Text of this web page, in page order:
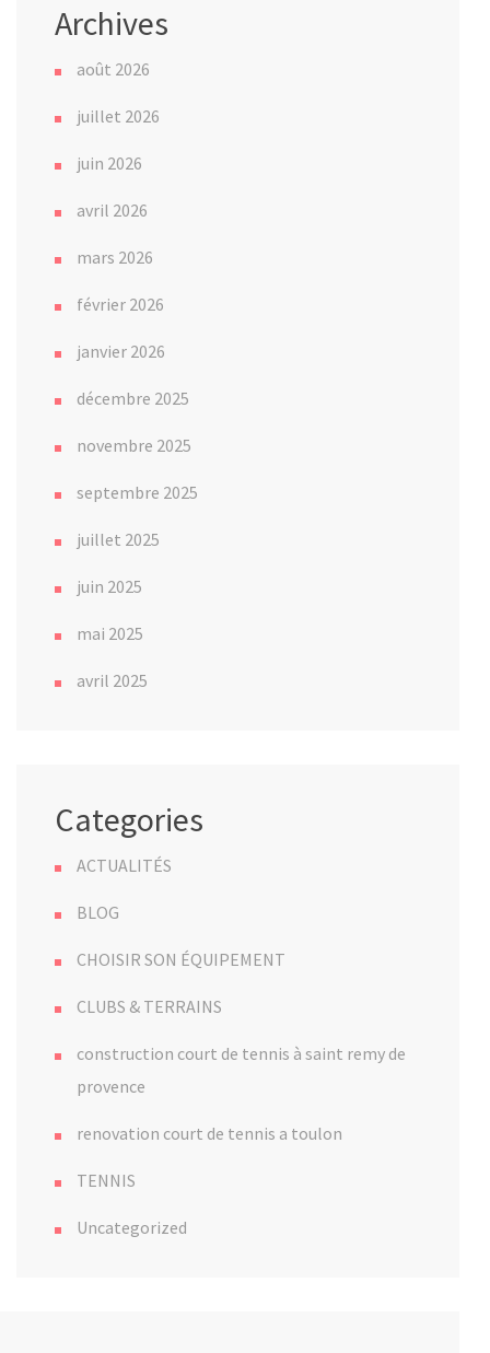
Archives
août 2026
juillet 2026
juin 2026
avril 2026
mars 2026
février 2026
janvier 2026
décembre 2025
novembre 2025
septembre 2025
juillet 2025
juin 2025
mai 2025
avril 2025
Categories
ACTUALITÉS
BLOG
CHOISIR SON ÉQUIPEMENT
CLUBS & TERRAINS
construction court de tennis à saint remy de
provence
renovation court de tennis a toulon
TENNIS
Uncategorized